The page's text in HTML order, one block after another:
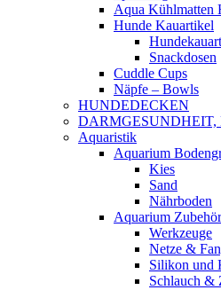
Aqua Kühlmatten
Hunde Kauartikel
Snackdosen
Cuddle Cups
Näpfe – Bowls
HUNDEDECKEN
Aquaristik
Aquarium
Kies
Sand
Nährboden
Aquarium Zubehör
Werkzeuge
Netze &
Silikon und
Schlauch &